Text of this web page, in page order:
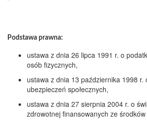
Podstawa prawna:
ustawa z dnia 26 lipca 1991 r. o
osób fizycznych,
ustawa z dnia 13 października 1998 r.
ubezpieczeń społecznych,
ustawa z dnia 27 sierpnia 2004 r. o
zdrowotnej finansowanych ze